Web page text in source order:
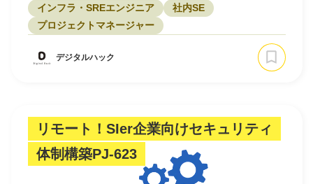
インフラ・SREエンジニア
社内SE
プロジェクトマネージャー
デジタルハック
リモート！SIer企業向けセキュリティ
体制構築PJ‐623